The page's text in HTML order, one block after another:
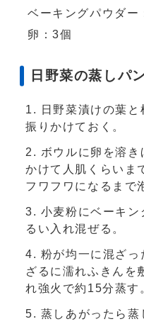
ベーキングパウダー
卵：3個
日野菜の蒸しパ
日野菜漬けの葉
振りかけておく。
ボウルに卵を溶き
かけて人肌くらいま
フワフワになるまで
小麦粉にベーキ
るい入れ混ぜる。
粉が均一に混ざっ
ざるに濡れふきんを
れ強火で約15分蒸す
蒸しあがったら